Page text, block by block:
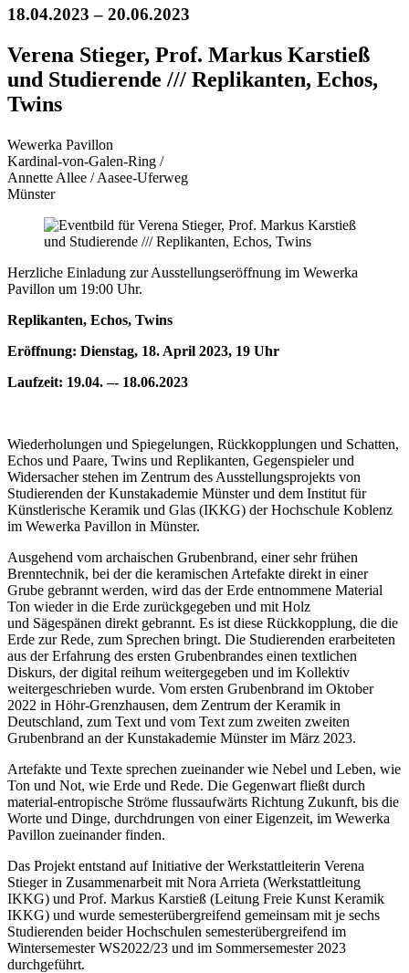
18.04.2023 – 20.06.2023
Verena Stieger, Prof. Markus Karstieß
und Studierende /// Replikanten, Echos,
Twins
Wewerka Pavillon
Kardinal-von-Galen-Ring /
Annette Allee / Aasee-Uferweg
Münster
Herzliche Einladung zur Ausstellungseröffnung im Wewerka
Pavillon um 19:00 Uhr.
Replikanten, Echos, Twins
Eröffnung: Dienstag, 18. April 2023, 19 Uhr
Laufzeit: 19.04. –- 18.06.2023
Wiederholungen und Spiegelungen, Rückkopplungen und Schatten,
Echos und Paare, Twins und Replikanten, Gegenspieler und
Widersacher stehen im Zentrum des Ausstellungsprojekts von
Studierenden der Kunstakademie Münster und dem Institut für
Künstlerische Keramik und Glas (IKKG) der Hochschule Koblenz
im Wewerka Pavillon in Münster.
Ausgehend vom archaischen Grubenbrand, einer sehr frühen
Brenntechnik, bei der die keramischen Artefakte direkt in einer
Grube gebrannt werden, wird das der Erde entnommene Material
Ton wieder in die Erde zurückgegeben und mit Holz
und Sägespänen direkt gebrannt. Es ist diese Rückkopplung, die die
Erde zur Rede, zum Sprechen bringt. Die Studierenden erarbeiteten
aus der Erfahrung des ersten Grubenbrandes einen textlichen
Diskurs, der digital reihum weitergegeben und im Kollektiv
weitergeschrieben wurde. Vom ersten Grubenbrand im Oktober
2022 in Höhr-Grenzhausen, dem Zentrum der Keramik in
Deutschland, zum Text und vom Text zum zweiten zweiten
Grubenbrand an der Kunstakademie Münster im März 2023.
Artefakte und Texte sprechen zueinander wie Nebel und Leben, wie
Ton und Not, wie Erde und Rede. Die Gegenwart fließt durch
material-entropische Ströme flussaufwärts Richtung Zukunft, bis die
Worte und Dinge, durchdrungen von einer Eigenzeit, im Wewerka
Pavillon zueinander finden.
Das Projekt entstand auf Initiative der Werkstattleiterin Verena
Stieger in Zusammenarbeit mit Nora Arrieta (Werkstattleitung
IKKG) und Prof. Markus Karstieß (Leitung Freie Kunst Keramik
IKKG) und wurde semesterübergreifend gemeinsam mit je sechs
Studierenden beider Hochschulen semesterübergreifend im
Wintersemester WS2022/23 und im Sommersemester 2023
durchgeführt.